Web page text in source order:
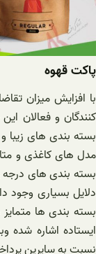
پاکت قهوه
با افزایش میزان
کنندگان و فعالان
بسته بندی های زیبا
مدل های کاغذی و
بسته بندی های
دلایل بسیاری وجود
بسته بندی ها
ایستاده اشاره شده
نسبت به سایرین